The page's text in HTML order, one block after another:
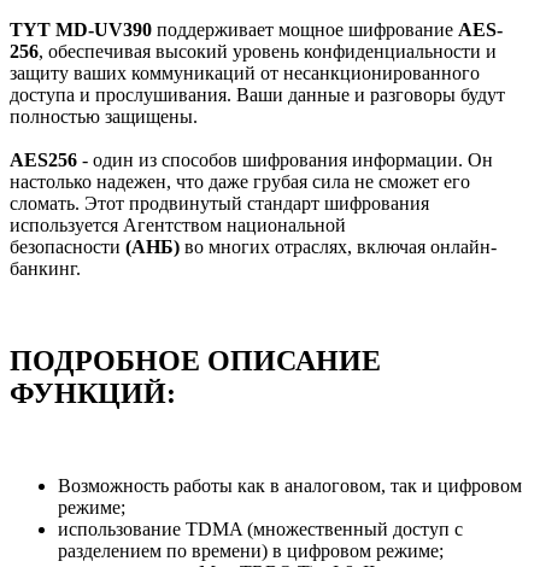
TYT MD-UV390 поддерживает мощное шифрование AES-
256, обеспечивая высокий уровень конфиденциальности и
защиту ваших коммуникаций от несанкционированного
доступа и прослушивания. Ваши данные и разговоры будут
полностью защищены.
AES256 - один из способов шифрования информации. Он
настолько надежен, что даже грубая сила не сможет его
сломать. Этот продвинутый стандарт шифрования
используется Агентством национальной
безопасности (АНБ) во многих отраслях, включая онлайн-
банкинг.
ПОДРОБНОЕ ОПИСАНИЕ
ФУНКЦИЙ:
Возможность работы как в аналоговом, так и цифровом
режиме;
использование TDMA (множественный доступ с
разделением по времени) в цифровом режиме;